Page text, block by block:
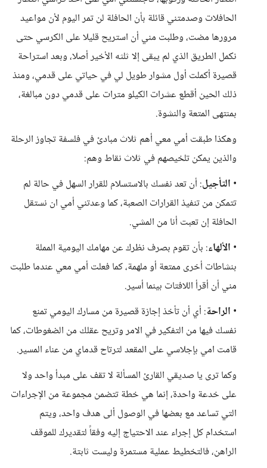
الحافلات وصدمتني قائلة بأن الحافلة لن تمر اليوم لأن مواعيد
مرورها مضت، وطلبت مني أن استريح قليلا على الكرسي حتى
نكمل الطريق الذي لم يبقى إلا ثلثه الأخير أصلا، وبعد استراحة
قصيرة أكملت أول مشوار طويل لي في حياتي على قدمي، ومنذ
ذلك الحين أقطع عشرات الكيلو مترات على قدمي دون مبالغة،
بمنتهى المتعة والنشوة.
وهكذا طبقت أمي معي أهم ثلاث مبادئ في فلسفة تجاوز الرحلة
والذين يمكن تلخيصهم في ثلاث نقاط وهم:
• التأجيل: أن تعد نفسك بالاستسلام للقرار السهل في حالة لم
تتمكن من تنفيذ القرارات الصعبة، كما وعدتني أمي ان نستقل
الحافلة إن تعبت أنا من المشي.
• الألهاء: بأن تقوم بصرف نظرك عن مهامك اليومية المملة
بنشاطات أخرى ممتعة أو ملهمة، كما فعلت أمي معي عندما طلبت
مني أن أقرأ اللافتات بينما أسير.
• الراحة: أي أن تأخذ إجازة قصيرة من مسارك اليومي تمنع
نفسك فيها من التفكير في الامر وتريح عقلك من الضغوطات، كما
قامت امي بإجلاسي على المقعد لترتاح قدماي من عناء المسير.
وكما ترى يا صديقي القارئ المسألة لا تقف على مبدأ واحد ولا
على خدعة واحدة، إنما هي خطة تتضمن مجموعة من الإجراءات
التي تساعد مع بعضها في الوصول ألى هدف واحد، ويتم
استخدام كل إجراء عند الاحتياج إليه وفقاً لتقديرك للموقف
الراهن، فالتخطيط عملية مستمرة وليست ثابتة.